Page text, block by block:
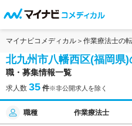
マイナビコメディカル 作業療法士の
北九州市八幡西区(福岡県
職・募集情報一覧
求人数 35 件※非公開求人を除く
職種 作業療法士